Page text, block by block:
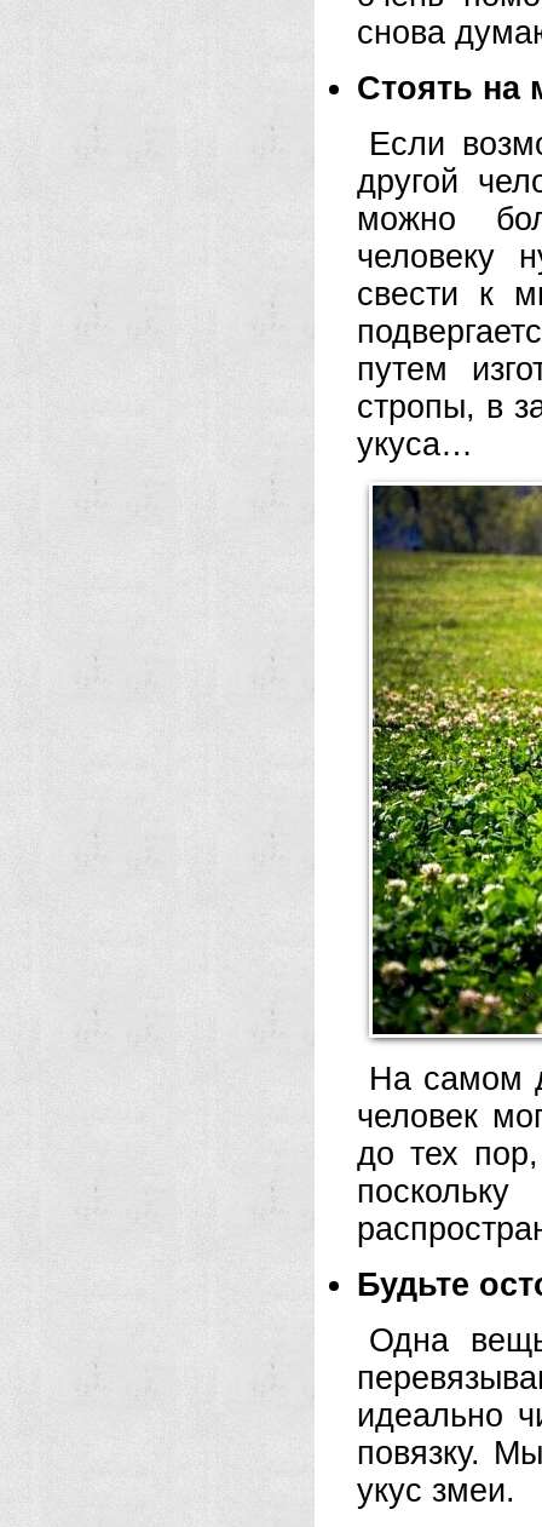
снова
Стоять на
Если
другой
можно
человеку
свести к
путем
стропы, в
укуса…
На самом
человек
до тех
Будьте
Одна
идеально
повязку.
укус змеи.